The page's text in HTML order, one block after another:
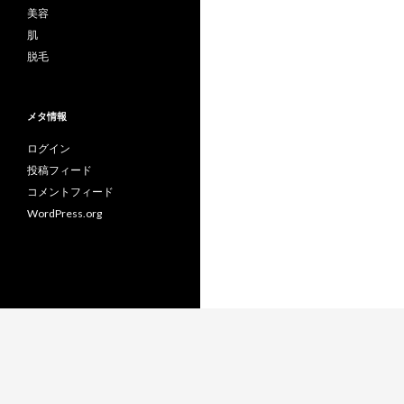
美容
肌
脱毛
メタ情報
ログイン
投稿フィード
コメントフィード
WordPress.org